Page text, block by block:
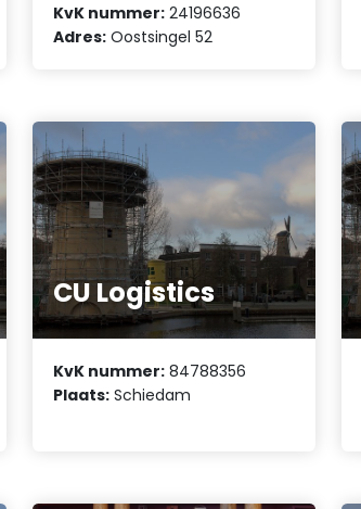
KvK nummer: 24196636
Adres: Oostsingel 52
CU Logistics
KvK nummer: 84788356
Plaats: Schiedam